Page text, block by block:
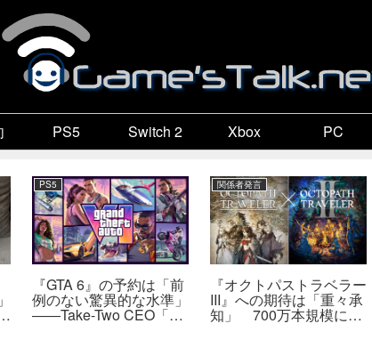
PS5 Switch 2 Xbox PC
PS5
『GTA 6』の予約は「前
例のない驚異的な水準」
――Take-Two CEO「販
関係者発言
『オクトパストラベラー
III』への期待は「重々承
知」 700万本規模に成